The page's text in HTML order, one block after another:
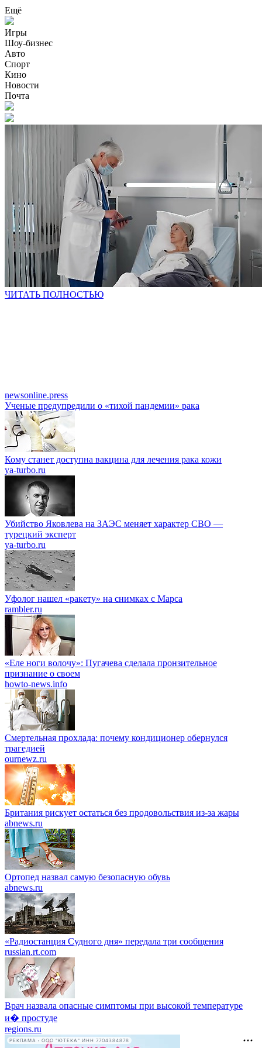
Ещё
Игры
Шоу-бизнес
Авто
Спорт
Кино
Новости
Почта
ЧИТАТЬ ПОЛНОСТЬЮ
newsonline.press
Ученые предупредили о «тихой пандемии» рака
Кому станет доступна вакцина для лечения рака кожи
ya-turbo.ru
Убийство Яковлева на ЗАЭС меняет характер СВО —
турецкий эксперт
ya-turbo.ru
Уфолог нашел «ракету» на снимках с Марса
rambler.ru
«Еле ноги волочу»: Пугачева сделала пронзительное
признание о своем
howto-news.info
Смертельная прохлада: почему кондиционер обернулся
трагедией
ournewz.ru
Британия рискует остаться без продовольствия из-за жары
abnews.ru
Ортопед назвал самую безопасную обувь
abnews.ru
«Радиостанция Судного дня» передала три сообщения
russian.rt.com
Врач назвала опасные симптомы при высокой температуре
и� простуде
regions.ru
РЕКЛАМА • ООО "ЮТЕКА" ИНН 7704384878